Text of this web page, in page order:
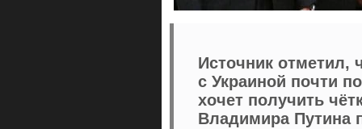
Источник отметил,
с Украиной почти
хочет получить
Владимира Путина